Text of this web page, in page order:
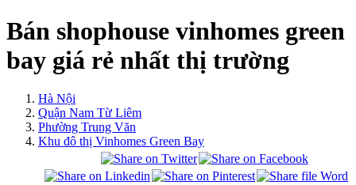
Bán shophouse vinhomes green
bay giá rẻ nhất thị trường
Hà Nội
Quận Nam Từ Liêm
Phường Trung Văn
Khu đô thị Vinhomes Green Bay